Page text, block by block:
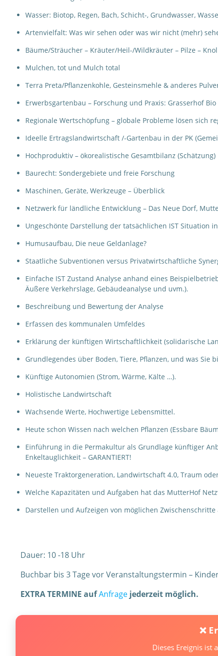
Wasser: Biotop, Regen, Bach, Schicht-, Grundwasser,
Artenvielfalt: Was wir sehen oder was wir nicht (mehr)
Bäume/Sträucher – Kräuter/Heil-/Wildkräuter – Pilze –
Mulchen, tot und Mulch total
Terra Preta/Pflanzenkohle, Gesteinsmehle & anderes
Erwerbsgartenbau – Forschung und Praxis: Grasserhof Bio
Regionale Wertschöpfung – globale Probleme lösen sich
Ideelle Ertragslandwirtschaft /-Gartenbau in der PK
Hochproduktiv – ökorealistische Gesamtbilanz (Schätzung)
Baurecht: Sondergebiete und freie Forschung
Maschinen, Geräte, Werkzeuge – Überblick
Netzwerk für ländliche Entwicklung – Das Neue Dorf,
Ungeschönte Darstellung der tatsächlichen IST Situation
Humusaufbau, Die neue Geldanlage?
Staatliche Subventionen versus Privatwirtschaftliche
Einfache IST Zustand Analyse anhand eines
Äußere Verkehrslage, Gebäudeanalyse und uvm.).
Beschreibung und Bewertung der Analyse
Erfassen des kommunalen Umfeldes
Erklärung der künftigen Wirtschaftlichkeit (solidarische
Grundlegendes über Boden, Tiere, Pflanzen, und was Sie
Künftige Autonomien (Strom, Wärme, Kälte …).
Holistische Landwirtschaft
Wachsende Werte, Hochwertige Lebensmittel.
Heute schon Wissen nach welchen Pflanzen (Essbare
Einführung in die Permakultur als Grundlage künftiger
Enkeltauglichkeit – GARANTIERT!
Neueste Traktorgeneration, Landwirtschaft 4.0, Traum
Welche Kapazitäten und Aufgaben hat das MutterHof
Darstellen und Aufzeigen von möglichen
Dauer: 10 -18 Uhr
Buchbar bis 3 Tage vor Veranstaltungstermin –
EXTRA TERMINE aufAnfrage jederzeit möglich.
❌
Dieses Ereignis ist